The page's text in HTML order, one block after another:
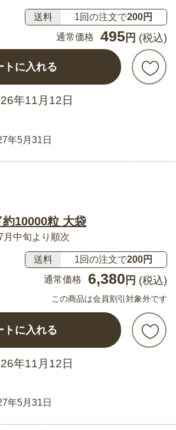
送料 1回の注文で200円
通常価格
495 円 (税込)
トに入れる
年11月12日
年5月31日
10000粒 大袋
月中旬より順次
送料 1回の注文で200円
通常価格
6,380 円 (税込)
この商品は会員割引対象外です
トに入れる
年11月12日
年5月31日